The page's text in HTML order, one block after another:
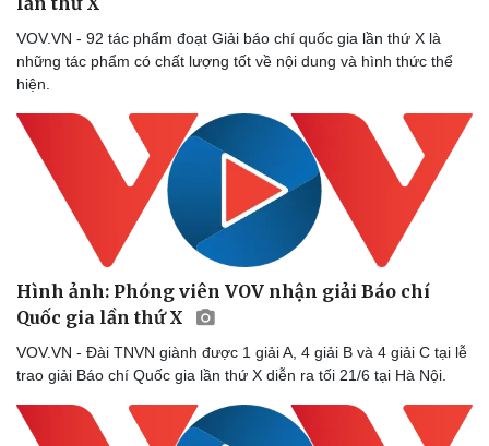
VOV.VN - 92 tác phẩm đoạt Giải báo chí quốc gia lần thứ X là
những tác phẩm có chất lượng tốt về nội dung và hình thức thể
hiện.
Hình ảnh: Phóng viên VOV nhận giải Báo chí
Quốc gia lần thứ X
VOV.VN - Đài TNVN giành được 1 giải A, 4 giải B và 4 giải C tại lễ
trao giải Báo chí Quốc gia lần thứ X diễn ra tối 21/6 tại Hà Nội.